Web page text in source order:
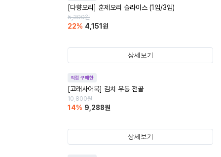
[다향오리] 훈제오리 슬라이스 (1입/3입)
5,390원
22% 4,151 원
상세보기
직접 구매한
[고래사어묵] 김치 우동 전골
10,800원
14% 9,288원
상세보기